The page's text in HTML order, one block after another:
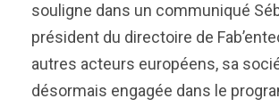
souligne dans un communiqué
président du directoire de
autres acteurs européens, sa
désormais engagée dans le